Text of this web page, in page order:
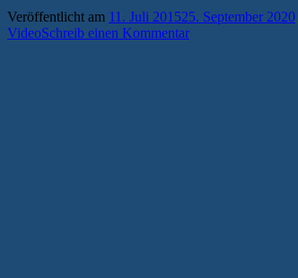
Wochenende:
Feine
Veröffentlicht am 11. Juli 201525. September 2020
VideoSchreib einen Kommentar